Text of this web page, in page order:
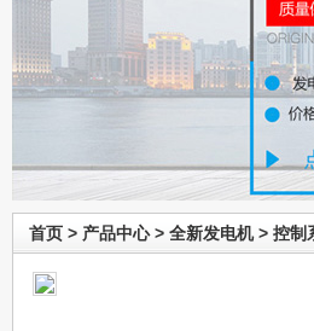
首页 > 产品中心> 全新发电机> 控制